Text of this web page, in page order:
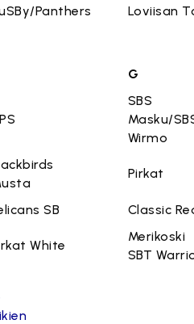
Panthers Loviisan
G
SBS
Masku/
Wirmo
Pirkat
SB Classic
White
Merikoski
SBT